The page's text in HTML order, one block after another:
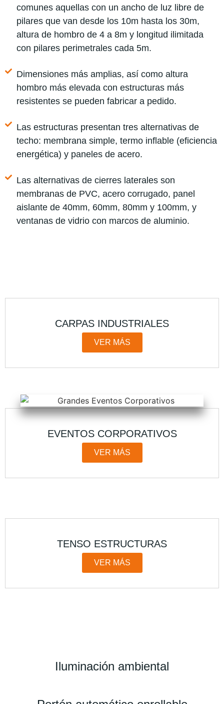
comunes aquellas con un ancho de luz libre de
pilares que van desde los 10m hasta los 30m,
altura de hombro de 4 a 8m y longitud ilimitada
con pilares perimetrales cada 5m.
Dimensiones más amplias, así como altura
hombro más elevada con estructuras más
resistentes se pueden fabricar a pedido.
Las estructuras presentan tres alternativas de
techo: membrana simple, termo inflable (eficiencia
energética) y paneles de acero.
Las alternativas de cierres laterales son
membranas de PVC, acero corrugado, panel
aislante de 40mm, 60mm, 80mm y 100mm, y
ventanas de vidrio con marcos de aluminio.
CARPAS INDUSTRIALES
VER MÁS
EVENTOS CORPORATIVOS
VER MÁS
TENSO ESTRUCTURAS
VER MÁS
Iluminación ambiental